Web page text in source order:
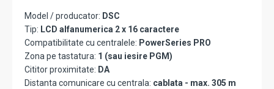
Model / producator: DSC
Tip: LCD alfanumerica 2 x 16 caractere
Compatibilitate cu centralele: PowerSeries PRO
Zona pe tastatura: 1 (sau iesire PGM)
Cititor proximitate: DA
Distanta comunicare cu centrala: cablata - max. 305 m